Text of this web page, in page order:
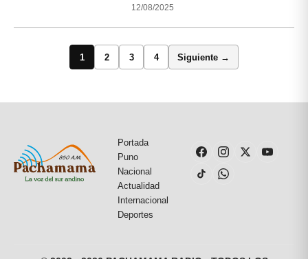
12/08/2025
1 2 3 4 Siguiente →
Portada
Puno
Nacional
Actualidad
Internacional
Deportes